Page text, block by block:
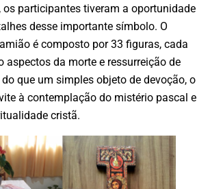
os participantes tiveram a oportunidade
desse importante símbolo. O
é composto por 33 figuras, cada
aspectos da morte e ressurreição de
que um simples objeto de devoção, o
à contemplação do mistério pascal e
cristã.